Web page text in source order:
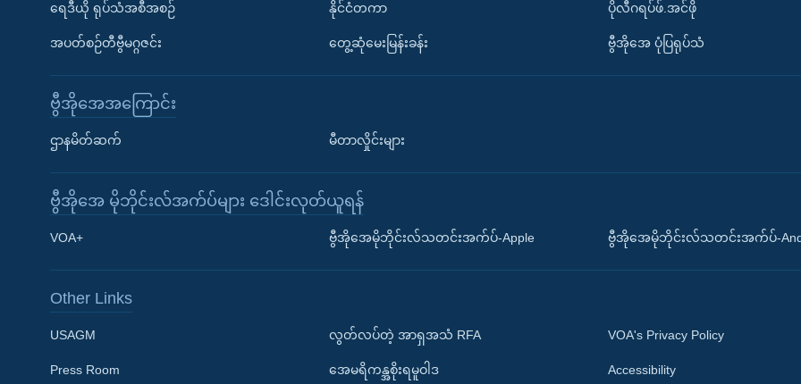
Learning English
ဘာသာစကားများ
ရေဒီယို ရုပ်သံအစီအစဉ်
အပတ်စဉ်တီဗွီမဂ္ဂဇင်း
နိုင်ငံတကာ
တွေ့ဆုံမေးမြန်းခန်း
ပိုလီဂရပ်ဖ်.အင်ဖို
ဗွီအိုအေ ပုံပြရုပ်သံ
ဗွီအိုအေအကြောင်း
ဌာနမိတ်ဆက် မီတာလှိုင်းများ
ဗွီအိုအေ မိုဘိုင်းလ်အက်ပ်များ ဒေါင်းလုတ်ယူရန်
VOA+ ဗွီအိုအေမိုဘိုင်းလ်သတင်းအက်ပ်-Apple ဗွီအိုအေမိုဘိုင်းလ်သတင်းအက်ပ်-
Other Links
USAGM
Press Room
လွတ်လပ်တဲ့ အာရှအသံ RFA
အေမရိကန္အစိုးရမူဝါဒ
VOA's Privacy Policy
Accessibility